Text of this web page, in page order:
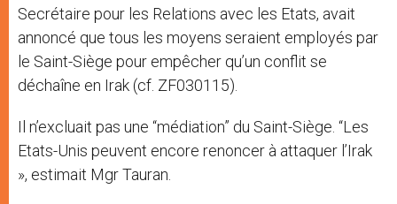
Secrétaire pour les Relations avec les Etats, avait
annoncé que tous les moyens seraient employés par
le Saint-Siège pour empêcher qu’un conflit se
déchaîne en Irak (cf. ZF030115).
Il n’excluait pas une “médiation” du Saint-Siège. “Les
Etats-Unis peuvent encore renoncer à attaquer l’Irak
», estimait Mgr Tauran.